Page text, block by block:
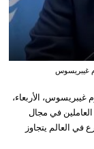
غيبريسوس
غيبريسوس، الأربعاء،
في مجال
العالم يتجاوز